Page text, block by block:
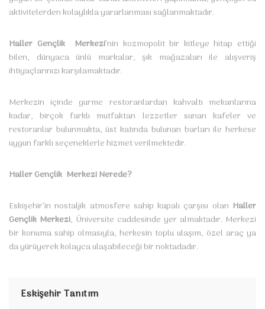
aktivitelerden kolaylıkla yararlanması sağlanmaktadır.
Haller Gençlik Merkezi’nin kozmopolit bir kitleye hitap ettiği
bilen, dünyaca ünlü markalar, şık mağazaları ile alışveriş
ihtiyaçlarınızı karşılamaktadır.
Merkezin içinde gurme restoranlardan kahvaltı mekanlarına
kadar, birçok farklı mutfaktan lezzetler sunan kafeler ve
restoranlar bulunmakta, üst katında bulunan barları ile herkese
uygun farklı seçeneklerle hizmet verilmektedir.
Haller Gençlik Merkezi Nerede?
Eskişehir’in nostaljik atmosfere sahip kapalı çarşısı olan Haller
Gençlik Merkezi, Üniversite caddesinde yer almaktadır. Merkezi
bir konuma sahip olmasıyla, herkesin toplu ulaşım, özel araç ya
da yürüyerek kolayca ulaşabileceği bir noktadadır.
Eskişehir Tanıtım